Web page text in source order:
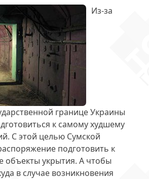
Из-за
границе Украины
к самому худшему
С этой целью Сумской
подготовить к
объекты укрытия. А чтобы
в случае возникновения